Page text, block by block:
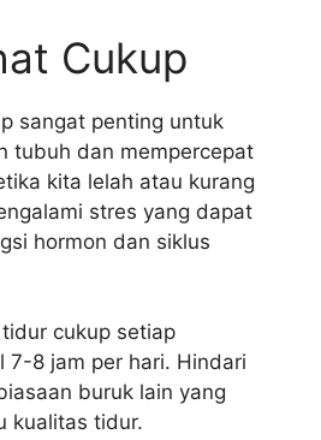
Cukup
sangat penting untuk
tubuh dan mempercepat
kita lelah atau kurang
stres yang dapat
hormon dan siklus
cukup setiap
7-8 jam per hari. Hindari
buruk lain yang
kualitas tidur.